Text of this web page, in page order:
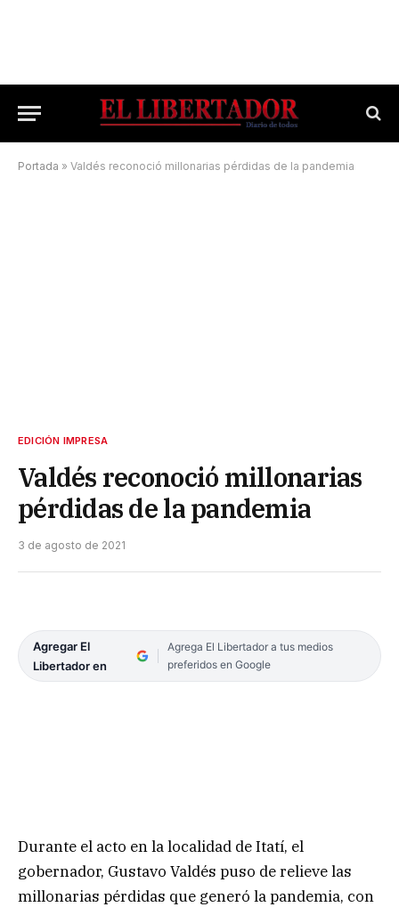
Portada » Valdés reconoció millonarias pérdidas de la pandemia
EDICIÓN IMPRESA
Valdés reconoció millonarias
pérdidas de la pandemia
3 de agosto de 2021
Agregar El
Libertador en
Agrega El Libertador a tus medios
preferidos en Google
Durante el acto en la localidad de Itatí, el
gobernador, Gustavo Valdés puso de relieve las
millonarias pérdidas que generó la pandemia, con